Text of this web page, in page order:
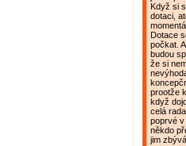
Když si
dotaci,
Dotace
počkat.
budou
že si
prootže
když
celá
poprvé v
někdo
jim